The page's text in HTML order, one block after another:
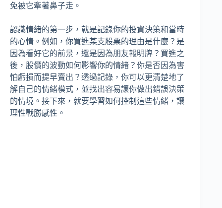
免被它牽著鼻子走。
認識情緒的第一步，就是記錄你的投資決策和當時
的心情。例如，你買進某支股票的理由是什麼？是
因為看好它的前景，還是因為朋友報明牌？買進之
後，股價的波動如何影響你的情緒？你是否因為害
怕虧損而提早賣出？透過記錄，你可以更清楚地了
解自己的情緒模式，並找出容易讓你做出錯誤決策
的情境。接下來，就要學習如何控制這些情緒，讓
理性戰勝感性。